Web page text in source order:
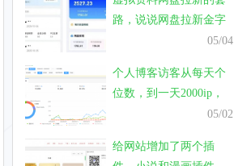
路，说说网盘拉新金字
05/04
个人博客访客从每天个
位数，到一天2000ip，
05/02
给网站增加了两个插